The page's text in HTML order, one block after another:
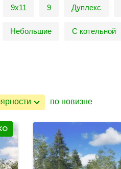
9х11 9 Дуплекс
Небольшие С котельной
по новизне